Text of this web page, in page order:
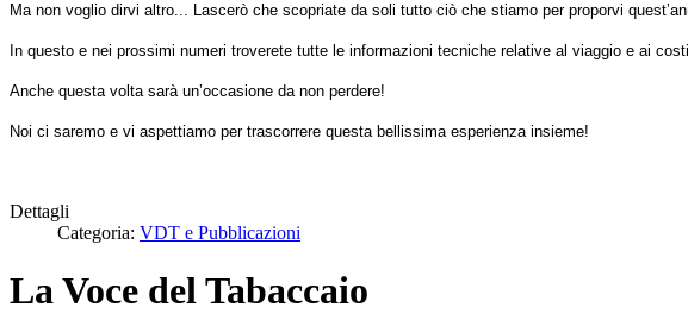
Ma non voglio dirvi altro... Lascerò che scopriate da soli tutto ciò che stiamo per proporvi
In questo e nei prossimi numeri troverete tutte le informazioni tecniche relative al viaggio e ai
Anche questa volta sarà un’occasione da non perdere!
Noi ci saremo e vi aspettiamo per trascorrere questa bellissima esperienza insieme!
Dettagli
Categoria: VDT e Pubblicazioni
La Voce del Tabaccaio